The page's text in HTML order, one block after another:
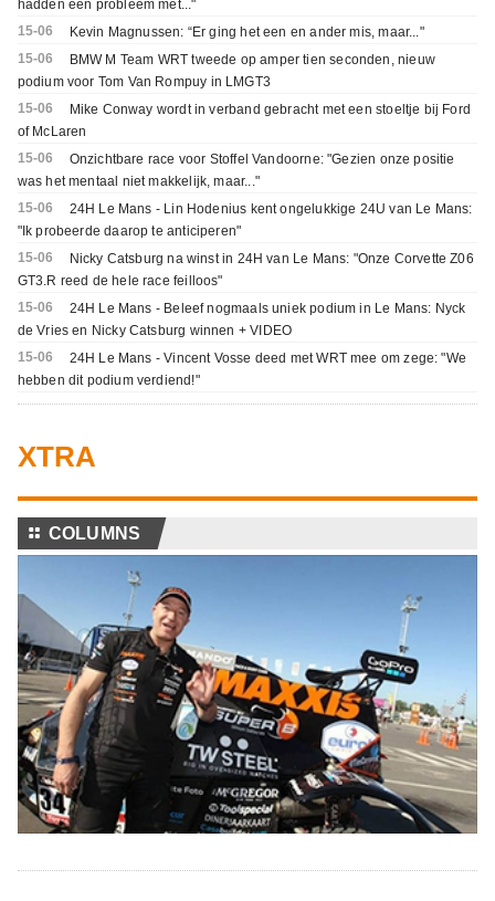
hadden een probleem met..."
15-06
Kevin Magnussen: “Er ging het een en ander mis, maar..."
15-06
BMW M Team WRT tweede op amper tien seconden, nieuw
podium voor Tom Van Rompuy in LMGT3
15-06
Mike Conway wordt in verband gebracht met een stoeltje bij Ford
of McLaren
15-06
Onzichtbare race voor Stoffel Vandoorne: "Gezien onze positie
was het mentaal niet makkelijk, maar..."
15-06
24H Le Mans - Lin Hodenius kent ongelukkige 24U van Le Mans:
"Ik probeerde daarop te anticiperen"
15-06
Nicky Catsburg na winst in 24H van Le Mans: "Onze Corvette Z06
GT3.R reed de hele race feilloos"
15-06
24H Le Mans - Beleef nogmaals uniek podium in Le Mans: Nyck
de Vries en Nicky Catsburg winnen + VIDEO
15-06
24H Le Mans - Vincent Vosse deed met WRT mee om zege: "We
hebben dit podium verdiend!"
XTRA
⚏ COLUMNS